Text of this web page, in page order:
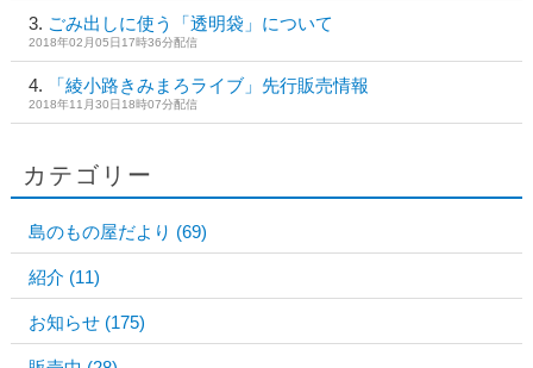
ごみ出しに使う「透明袋」について
2018年02月05日17時36分配信
「綾小路きみまろライブ」先行販売情報
2018年11月30日18時07分配信
カテゴリー
島のもの屋だより (69)
紹介 (11)
お知らせ (175)